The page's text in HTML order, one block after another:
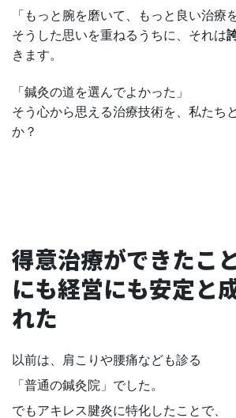
「もっと腕を磨いて、もっと良い治療
そうした思いを重ねるうちに、それは
きます。
「鍼灸の道を選んでよかった」
そう心から思える治療技術を、私たち
か？
得意治療ができたこ
にも経営にも安定と
れた
以前は、肩こりや腰痛なども診る
「普通の鍼灸院」でした。
でもアキレス腱炎に特化したことで、